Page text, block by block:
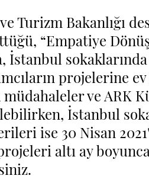
Turizm Bakanlığı
“Empatiye
İstanbul
projelerine
müdahaleler ve ARK
İstanbul
ise 30 Nisan
altı ay